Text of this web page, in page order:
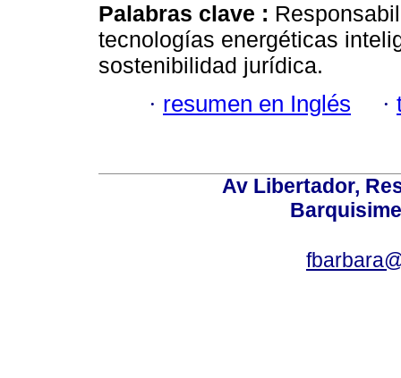
Palabras clave :
tecnologías energéticas
sostenibilidad jurídica.
· resumen en Inglés ·
Av Libertador,